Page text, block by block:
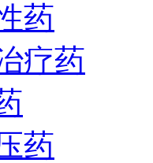
药
疗药
药